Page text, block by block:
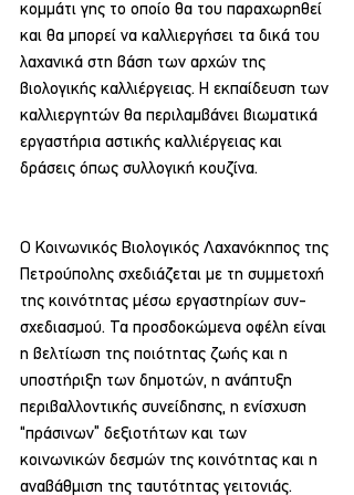
κομμάτι γης το οποίο θα του παραχωρηθεί
και θα μπορεί να καλλιεργήσει τα δικά του
λαχανικά στη βάση των αρχών της
βιολογικής καλλιέργειας. Η εκπαίδευση των
καλλιεργητών θα περιλαμβάνει βιωματικά
εργαστήρια αστικής καλλιέργειας και
δράσεις όπως συλλογική κουζίνα.
Ο Κοινωνικός Βιολογικός Λαχανόκηπος της
Πετρούπολης σχεδιάζεται με τη συμμετοχή
της κοινότητας μέσω εργαστηρίων συν-
σχεδιασμού. Τα προσδοκώμενα οφέλη είναι
η βελτίωση της ποιότητας ζωής και η
υποστήριξη των δημοτών, η ανάπτυξη
περιβαλλοντικής συνείδησης, η ενίσχυση
“πράσινων” δεξιοτήτων και των
κοινωνικών δεσμών της κοινότητας και η
αναβάθμιση της ταυτότητας γειτονιάς.